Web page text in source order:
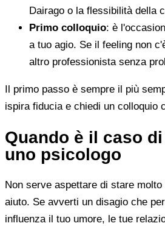
Dairago o la flessibilità della
Primo colloquio: è
a tuo agio. Se il feeling non
altro professionista senza
Il primo passo è sempre il più
ispira fiducia e chiedi un colloquio
Quando è il caso
uno psicologo
Non serve aspettare di stare
aiuto. Se avverti un disagio che
influenza il tuo umore, le tue